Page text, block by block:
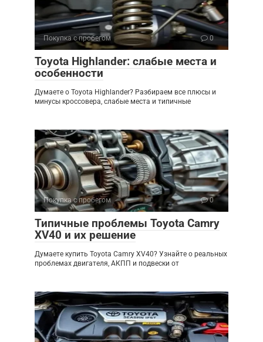
Покупка с пробегом 0
Toyota Highlander: слабые места и
особенности
Думаете о Toyota Highlander? Разбираем все плюсы и
минусы кроссовера, слабые места и типичные
Покупка с пробегом 0
Типичные проблемы Toyota Camry
XV40 и их решение
Думаете купить Toyota Camry XV40? Узнайте о реальных
проблемах двигателя, АКПП и подвески от